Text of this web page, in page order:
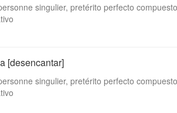
singulier, pretérito perfecto
[desencantar]
singulier, pretérito perfecto